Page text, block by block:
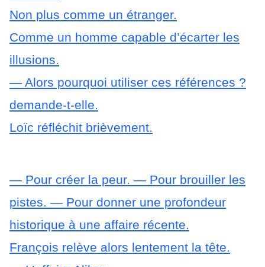
Non plus comme un étranger.
Comme un homme capable d’écarter les
illusions.
— Alors pourquoi utiliser ces références ?
demande-t-elle.
Loïc réfléchit brièvement.
— Pour créer la peur. — Pour brouiller les
pistes. — Pour donner une profondeur
historique à une affaire récente.
François relève alors lentement la tête.